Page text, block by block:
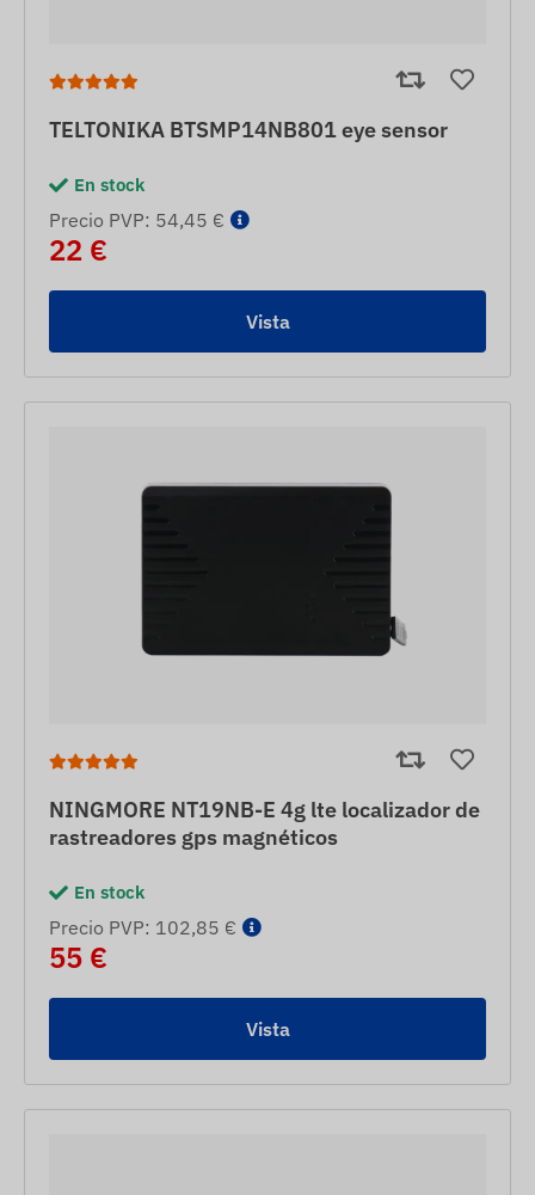
TELTONIKA BTSMP14NB801 eye sensor
En stock
Precio PVP: 54,45 €
22 €
Vista
NINGMORE NT19NB-E 4g lte localizador de
rastreadores gps magnéticos
En stock
Precio PVP: 102,85 €
55 €
Vista